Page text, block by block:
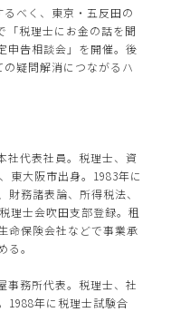
べく、東京・五反田の
「税理士にお金の話を聞
申告相談会」を開催。後
疑問解消につながるハ
社代表社員。税理士、資
東大阪市出身。1983年に
務諸表論、所得税法、
理士会吹田支部登録。租
命保険会社などで事業承
。
事務所代表。税理士、社
1988年に税理士試験合